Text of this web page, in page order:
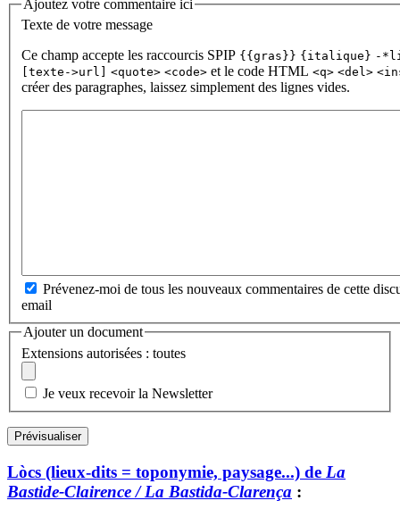
Ajoutez votre commentaire ici
Texte de votre message
Ce champ accepte les raccourcis SPIP {{gras}} {italique} -
[texte->url]
<quote> <code> et le code HTML <q> <del>
créer des paragraphes, laissez simplement des lignes vides.
Prévenez-moi de tous les nouveaux commentaires de cette
email
Ajouter un document
Extensions autorisées : toutes
Je veux recevoir la Newsletter
Lòcs (lieux-dits = toponymie, paysage...) de La
Bastide-Clairence / La Bastida-Clarença :